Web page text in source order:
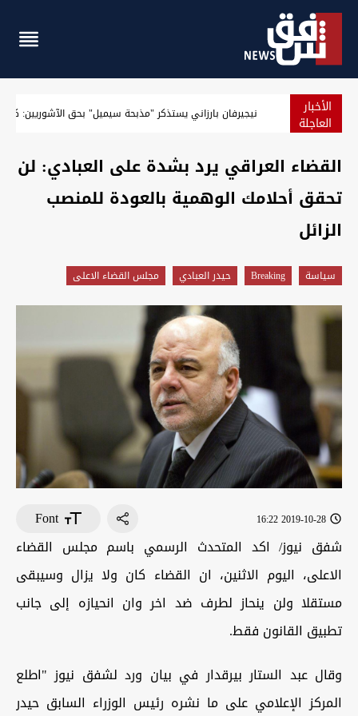
الأخبار
العاجلة خلال 55 يوماً.. هل ينجح العراق في حصر السلاح؟
القضاء العراقي يرد بشدة على العبادي: لن
تحقق أحلامك الوهمية بالعودة للمنصب
الزائل
سیاسة Breaking حيدر العبادي مجلس القضاء الاعلى
2019-10-28 16:22
Font
شفق نيوز/ اكد المتحدث الرسمي باسم مجلس القضاء
الاعلى، اليوم الاثنين، ان القضاء كان ولا يزال وسيبقى
مستقلا ولن ينحاز لطرف ضد اخر وان انحيازه إلى جانب
تطبيق القانون فقط.
وقال عبد الستار بيرقدار في بيان ورد لشفق نيوز "اطلع
المركز الإعلامي على ما نشره رئيس الوزراء السابق حيدر